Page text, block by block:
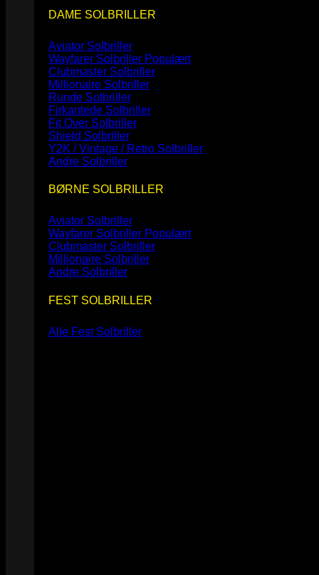
DAME SOLBRILLER
Aviator Solbriller
Wayfarer Solbriller
Clubmaster Solbriller
Millionaire Solbriller
Runde Solbriller
Firkantede Solbriller
Fit Over Solbriller
Shield Solbriller
Y2K / Vintage / Retro Solbriller
Andre Solbriller
BØRNE SOLBRILLER
Aviator Solbriller
Wayfarer Solbriller
Clubmaster Solbriller
Millionaire Solbriller
Andre Solbriller
FEST SOLBRILLER
Alle Fest Solbriller